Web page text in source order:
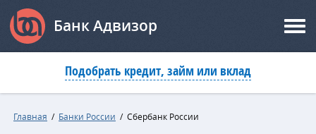
Банк Адвизор
Подобрать кредит, займ или вклад
Главная / Банки России / Сбербанк России